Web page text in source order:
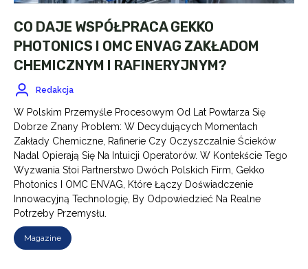
CO DAJE WSPÓŁPRACA GEKKO
PHOTONICS I OMC ENVAG ZAKŁADOM
CHEMICZNYM I RAFINERYJNYM?
Redakcja
W Polskim Przemyśle Procesowym Od Lat Powtarza Się
Dobrze Znany Problem: W Decydujących Momentach
Zakłady Chemiczne, Rafinerie Czy Oczyszczalnie Ścieków
Nadal Opierają Się Na Intuicji Operatorów. W Kontekście Tego
Wyzwania Stoi Partnerstwo Dwóch Polskich Firm, Gekko
Photonics I OMC ENVAG, Które Łączy Doświadczenie
Innowacyjną Technologię, By Odpowiedzieć Na Realne
Potrzeby Przemysłu.
Magazine